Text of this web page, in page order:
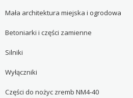
Mała architektura miejska i ogrodowa
Betoniarki i części zamienne
Silniki
Wyłączniki
Części do nożyc zremb NM4-40